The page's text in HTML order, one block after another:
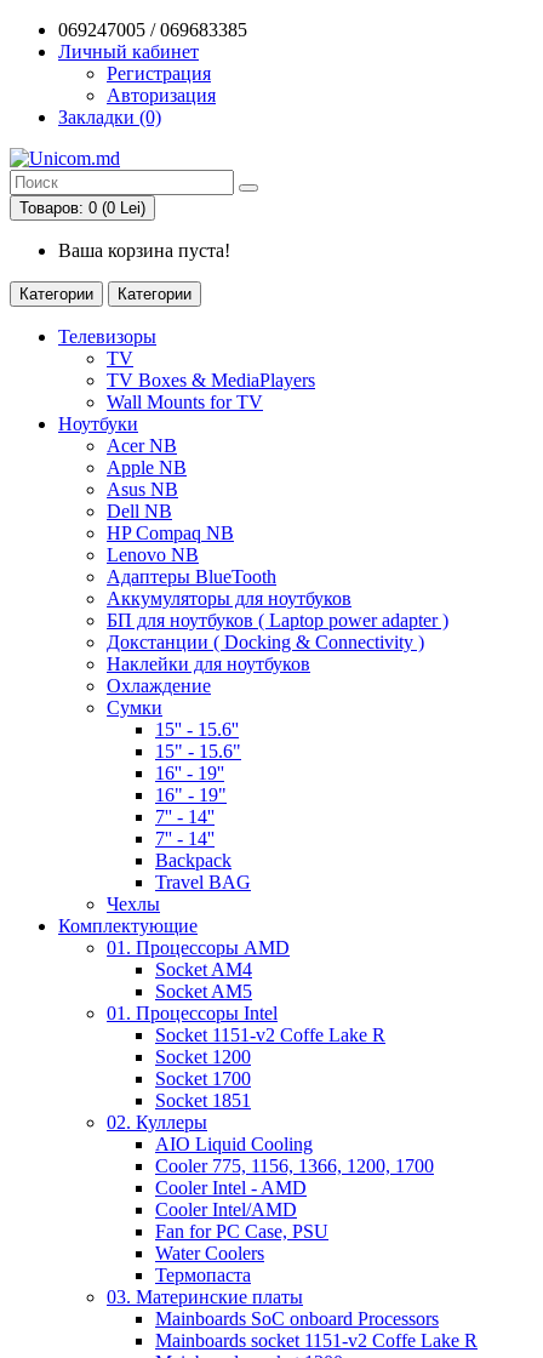
069247005 / 069683385
Личный кабинет
Регистрация
Авторизация
Закладки (0)
Товаров: 0 (0 Lei)
Ваша корзина пуста!
Категории Категории
Телевизоры
TV
TV Boxes & MediaPlayers
Wall Mounts for TV
Ноутбуки
Acer NB
Apple NB
Asus NB
Dell NB
HP Compaq NB
Lenovo NB
Адаптеры BlueTooth
Аккумуляторы для ноутбуков
БП для ноутбуков ( Laptop power adapter )
Докстанции ( Docking & Connectivity )
Наклейки для ноутбуков
Охлаждение
Сумки
15'' - 15.6''
15" - 15.6"
16'' - 19''
16" - 19"
7'' - 14''
7'' - 14''
Backpack
Travel BAG
Чехлы
Комплектующие
01. Процессоры AMD
Socket AM4
Socket AM5
01. Процессоры Intel
Socket 1151-v2 Coffe Lake R
Socket 1200
Socket 1700
Socket 1851
02. Куллеры
AIO Liquid Cooling
Cooler 775, 1156, 1366, 1200, 1700
Cooler Intel - AMD
Cooler Intel/AMD
Fan for PC Case, PSU
Water Coolers
Термопаста
03. Материнские платы
Mainboards SoC onboard Processors
Mainboards socket 1151-v2 Coffe Lake R